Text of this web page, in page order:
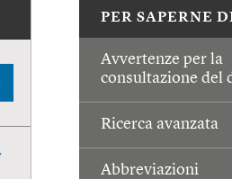
PER SAPERNE
Avvertenze per la
consultazione del
Ricerca avanzata
Abbreviazioni